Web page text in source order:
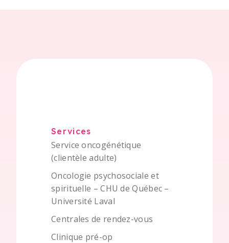
Services
Service oncogénétique
(clientèle adulte)
Oncologie psychosociale et
spirituelle – CHU de Québec –
Université Laval
Centrales de rendez-vous
Clinique pré-op